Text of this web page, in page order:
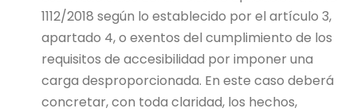
1112/2018 según lo establecido por el artículo 3,
apartado 4, o exentos del cumplimiento de los
requisitos de accesibilidad por imponer una
carga desproporcionada. En este caso deberá
concretar, con toda claridad, los hechos,